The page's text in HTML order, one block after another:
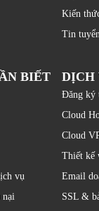
Kiến
Tin
BIẾT
vụ
nại
DỊCH
Đăng ký
Cloud
Cloud
Thiết kế
Email
SSL &